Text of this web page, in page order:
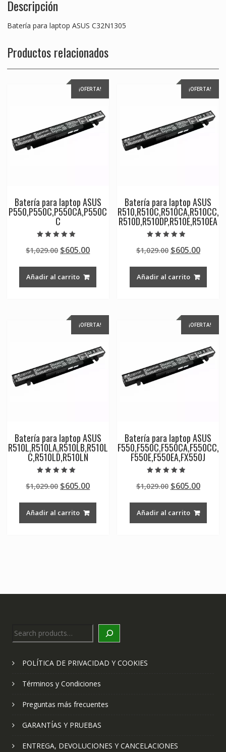
Descripción
Batería para laptop ASUS C32N1305
Productos relacionados
¡OFERTA!
Batería para laptop ASUS
P550,P550C,P550CA,P550C
C
5.00
de 5
$1,029.00 Original
was:
$1,029.00.
$605.00Current
Añadir al carrito
¡OFERTA!
Batería para laptop ASUS
R510,R510C,R510CA,R510CC,
R510D,R510DP,R510E,R510EA
4.50
de 5
$1,029.00 Original
was:
$1,029.00.
$605.00
Añadir al carrito
¡OFERTA!
Batería para laptop ASUS
R510L,R510LA,R510LB,R510L
C,R510LD,R510LN
5.00
de 5
$1,029.00 Original
was:
$1,029.00.
$605.00Current
Añadir al carrito
¡OFERTA!
Batería para laptop ASUS
F550,F550C,F550CA,F550CC,
F550E,F550EA,FX550J
4.50
de 5
$1,029.00 Original
was:
$1,029.00.
$605.00
Añadir al carrito
Search
POLÍTICA DE PRIVACIDAD Y COOKIES
Términos y Condiciones
Preguntas más frecuentes
GARANTÍAS Y PRUEBAS
ENTREGA, DEVOLUCIONES Y CANCELACIONES